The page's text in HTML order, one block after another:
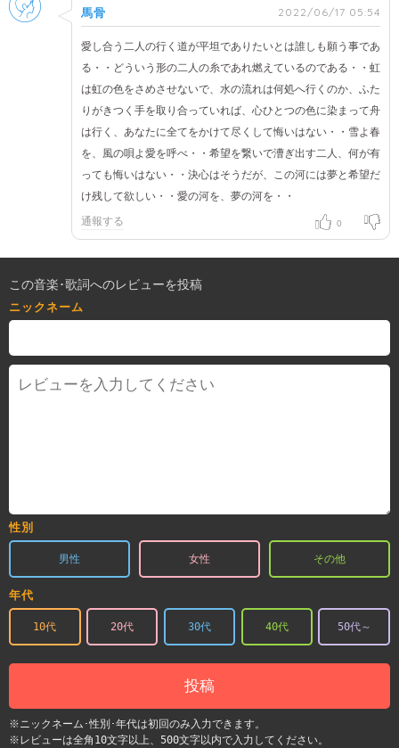
馬骨 2022/06/17 05:54
愛し合う二人の行く道が平坦でありたいとは誰しも願う事であ
る・・どういう形の二人の糸であれ燃えているのである・・虹
は虹の色をさめさせないで、水の流れは何処へ行くのか、ふた
りがきつく手を取り合っていれば、心ひとつの色に染まって舟
は行く、あなたに全てをかけて尽くして悔いはない・・雪よ春
を、風の唄よ愛を呼べ・・希望を繋いで漕ぎ出す二人、何が有
っても悔いはない・・決心はそうだが、この河には夢と希望だ
け残して欲しい・・愛の河を、夢の河を・・
通報する 0
この音楽･歌詞へのレビューを投稿
ニックネーム
性別
男性 女性 その他
年代
10代 20代 30代 40代 50代～
投稿
※ニックネーム･性別･年代は初回のみ入力できます。
※レビューは全角10文字以上、500文字以内で入力してください。